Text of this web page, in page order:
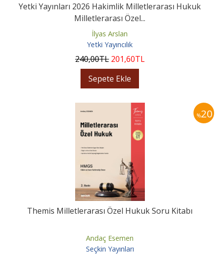
Yetki Yayınları 2026 Hakimlik Milletlerarası Hukuk
Milletlerarası Özel...
İlyas Arslan
Yetki Yayıncılık
240,00TL 201,60TL
Sepete Ekle
%20
Themis Milletlerarası Özel Hukuk Soru Kitabı
Andaç Esemen
Seçkin Yayınları